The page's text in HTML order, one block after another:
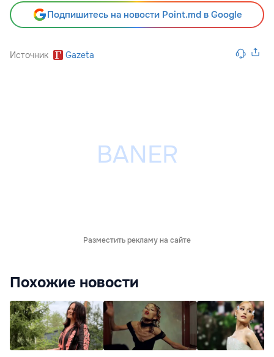
Подпишитесь на новости Point.md в Google
Источник Gazeta
Разместить рекламу на сайте
Похожие новости